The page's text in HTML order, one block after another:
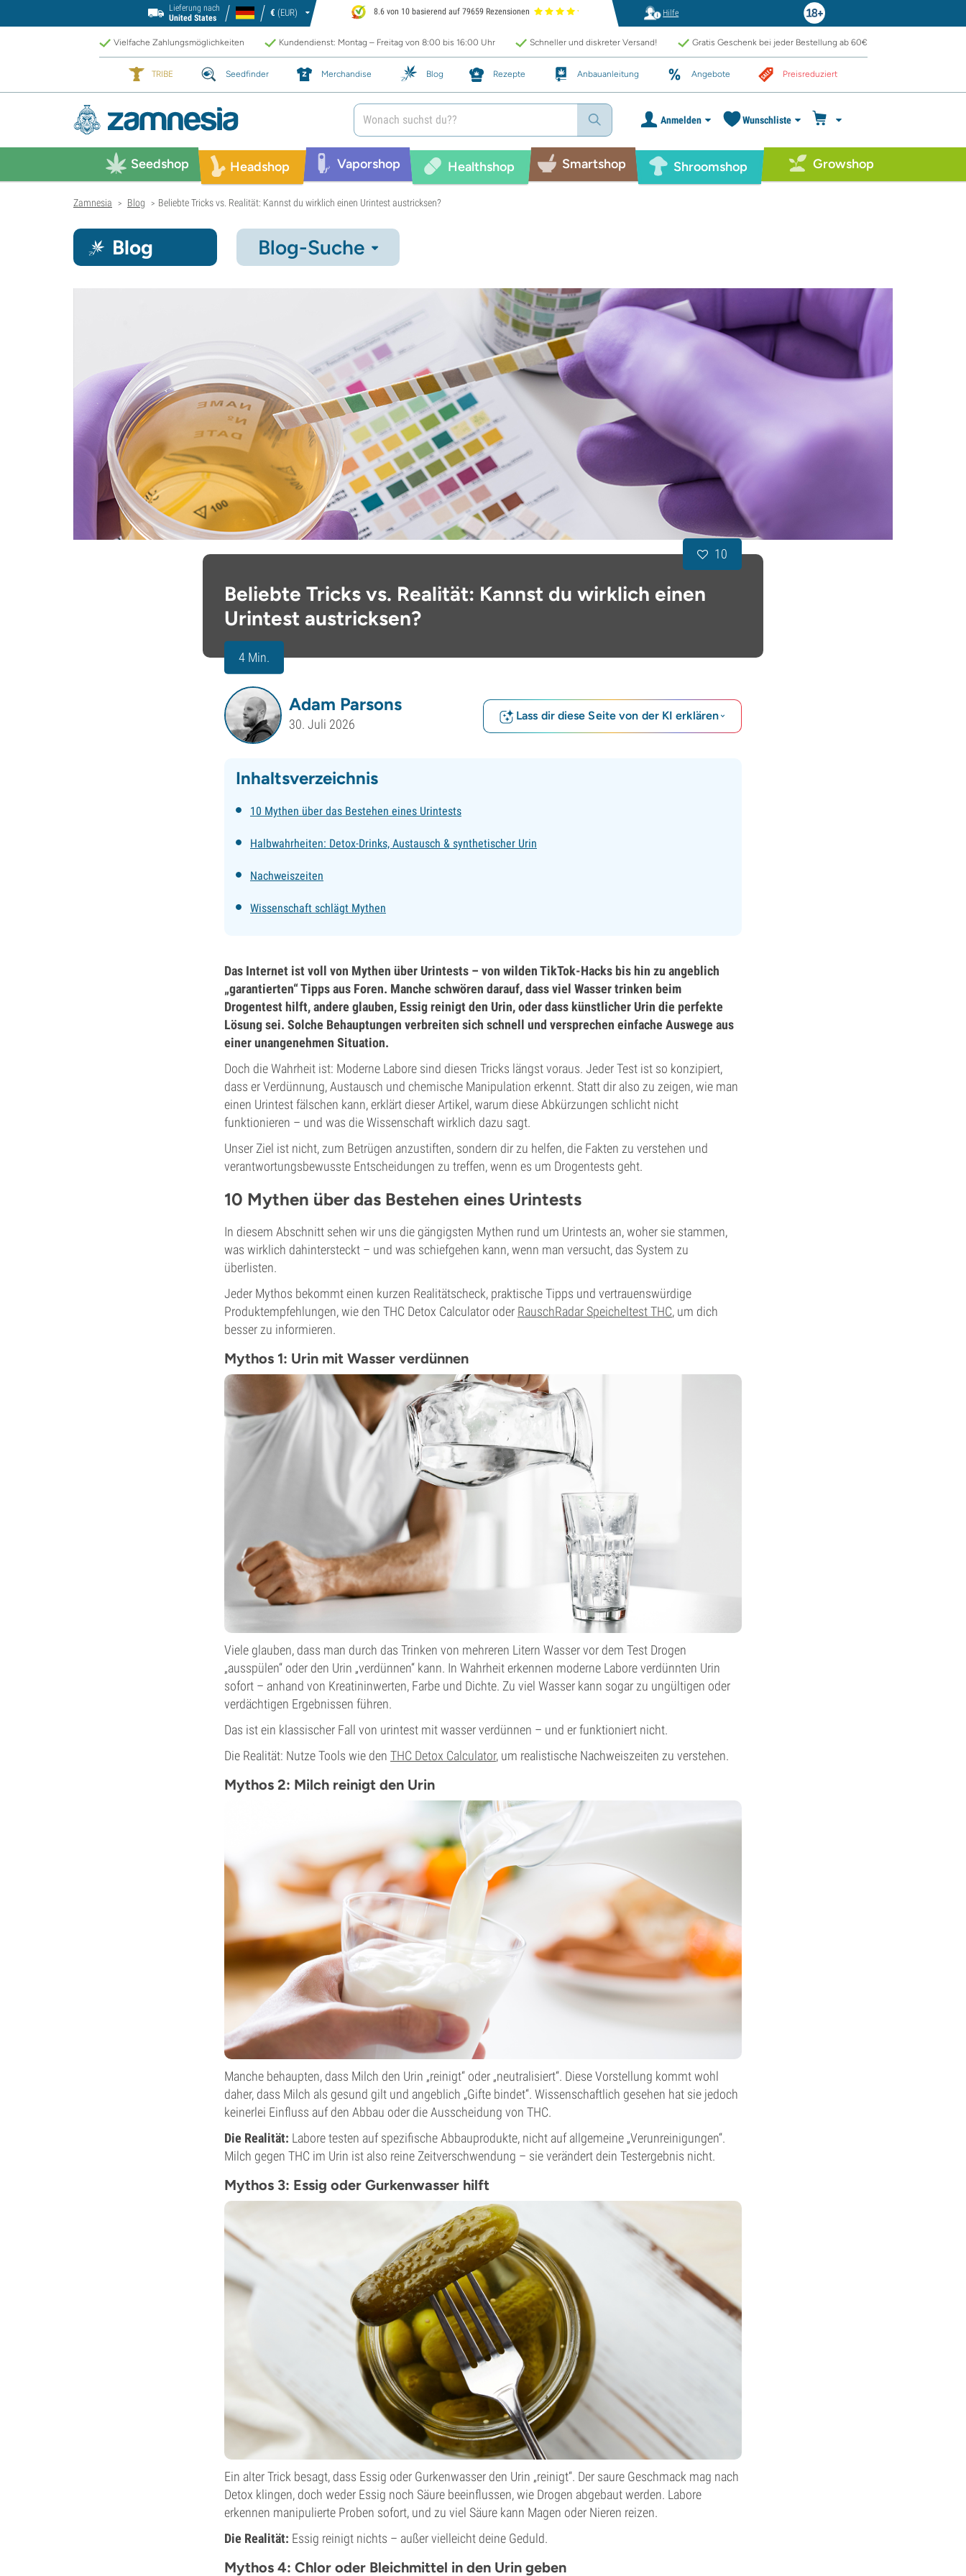
Lieferung nach
United States
€ (EUR) 8.6 von 10 basierend auf 79659 Rezensionen Hilfe
Vielfache Zahlungsmöglichkeiten Kundendienst: Montag – Freitag von 8:00 bis 16:00 Uhr Schneller und diskreter Versand! Gratis Geschenk bei jeder Bestellung ab 60€
TRIBE Seedfinder Merchandise Blog Rezepte Anbauanleitung Angebote Preisreduziert
Anmelden Wunschliste
Seedshop Headshop Vaporshop Healthshop Smartshop Shroomshop Growshop
Zamnesia > Blog > Beliebte Tricks vs. Realität: Kannst du wirklich einen Urintest austricksen?
Blog Blog-Suche
Beliebte Tricks vs. Realität: Kannst du wirklich einen
Urintest austricksen?
4 Min.
10
Adam Parsons
30. Juli 2026
Lass dir diese Seite von der KI erklären
Inhaltsverzeichnis
10 Mythen über das Bestehen eines Urintests
Halbwahrheiten: Detox-Drinks, Austausch & synthetischer Urin
Nachweiszeiten
Wissenschaft schlägt Mythen
Das Internet ist voll von Mythen über Urintests – von wilden TikTok-Hacks bis hin zu angeblich
„garantierten“ Tipps aus Foren. Manche schwören darauf, dass viel Wasser trinken beim
Drogentest hilft, andere glauben, Essig reinigt den Urin, oder dass künstlicher Urin die perfekte
Lösung sei. Solche Behauptungen verbreiten sich schnell und versprechen einfache Auswege aus
einer unangenehmen Situation.
Doch die Wahrheit ist: Moderne Labore sind diesen Tricks längst voraus. Jeder Test ist so konzipiert,
dass er Verdünnung, Austausch und chemische Manipulation erkennt. Statt dir also zu zeigen, wie man
einen Urintest fälschen kann, erklärt dieser Artikel, warum diese Abkürzungen schlicht nicht
funktionieren – und was die Wissenschaft wirklich dazu sagt.
Unser Ziel ist nicht, zum Betrügen anzustiften, sondern dir zu helfen, die Fakten zu verstehen und
verantwortungsbewusste Entscheidungen zu treffen, wenn es um Drogentests geht.
10 Mythen über das Bestehen eines Urintests
In diesem Abschnitt sehen wir uns die gängigsten Mythen rund um Urintests an, woher sie stammen,
was wirklich dahintersteckt – und was schiefgehen kann, wenn man versucht, das System zu
überlisten.
Jeder Mythos bekommt einen kurzen Realitätscheck, praktische Tipps und vertrauenswürdige
Produktempfehlungen, wie den THC Detox Calculator oder RauschRadar Speicheltest THC, um dich
besser zu informieren.
Mythos 1: Urin mit Wasser verdünnen
Viele glauben, dass man durch das Trinken von mehreren Litern Wasser vor dem Test Drogen
„ausspülen“ oder den Urin „verdünnen“ kann. In Wahrheit erkennen moderne Labore verdünnten Urin
sofort – anhand von Kreatininwerten, Farbe und Dichte. Zu viel Wasser kann sogar zu ungültigen oder
verdächtigen Ergebnissen führen.
Das ist ein klassischer Fall von urintest mit wasser verdünnen – und er funktioniert nicht.
Die Realität: Nutze Tools wie den THC Detox Calculator, um realistische Nachweiszeiten zu verstehen.
Mythos 2: Milch reinigt den Urin
Manche behaupten, dass Milch den Urin „reinigt“ oder „neutralisiert“. Diese Vorstellung kommt wohl
daher, dass Milch als gesund gilt und angeblich „Gifte bindet“. Wissenschaftlich gesehen hat sie jedoch
keinerlei Einfluss auf den Abbau oder die Ausscheidung von THC.
Die Realität: Labore testen auf spezifische Abbauprodukte, nicht auf allgemeine „Verunreinigungen“.
Milch gegen THC im Urin ist also reine Zeitverschwendung – sie verändert dein Testergebnis nicht.
Mythos 3: Essig oder Gurkenwasser hilft
Ein alter Trick besagt, dass Essig oder Gurkenwasser den Urin „reinigt“. Der saure Geschmack mag nach
Detox klingen, doch weder Essig noch Säure beeinflussen, wie Drogen abgebaut werden. Labore
erkennen manipulierte Proben sofort, und zu viel Säure kann Magen oder Nieren reizen.
Die Realität: Essig reinigt nichts – außer vielleicht deine Geduld.
Mythos 4: Chlor oder Bleichmittel in den Urin geben